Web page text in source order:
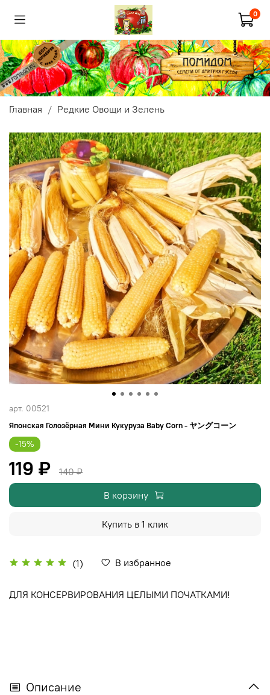
0
Главная Редкие Овощи и Зелень
арт. 00521
Японская Голозёрная Мини Кукуруза Baby Corn - ヤングコーン
(1) В избранное
-15%
119 ₽
140 ₽
В корзину
Купить в 1 клик
ДЛЯ КОНСЕРВИРОВАНИЯ ЦЕЛЫМИ ПОЧАТКАМИ!
Описание